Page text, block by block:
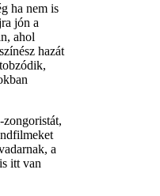
ha nem is
jón a
ahol
hazát
a
itt van